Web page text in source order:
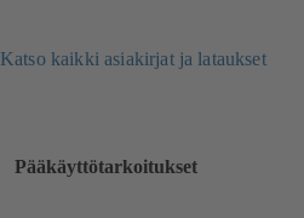
Katso kaikki asiakirjat ja lataukset
Pääkäyttötarkoitukset